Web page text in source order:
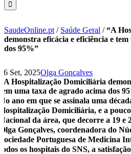
SaudeOnline.pt / Saúde Geral /“A
demonstra eficácia e eficiência e
dos 95%”
16 Set, 2025Olga Gonçalves
“A Hospitalização Domiciliária
tem uma taxa de agrado acima dos
No ano em que se assinala uma
Hospitalização Domiciliária, e a
Nacional da área, que decorre a 19 e
Olga Gonçalves, coordenadora do
Sociedade Portuguesa de Medicina
todos os hospitais do SNS, a